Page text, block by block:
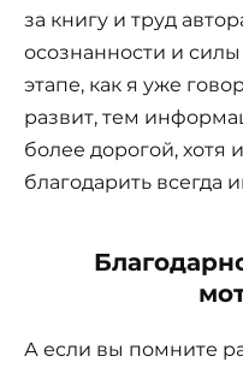
за книгу и труд
осознанности и
этапе, как я уже
развит, тем
более дорогой, хотя
благодарить всегда
А если вы помните